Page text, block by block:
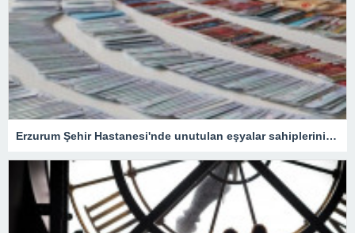
Erzurum Şehir Hastanesi'nde unutulan eşyalar sahiplerini bekliyor: İçlerinde en ilginç olanı ise…